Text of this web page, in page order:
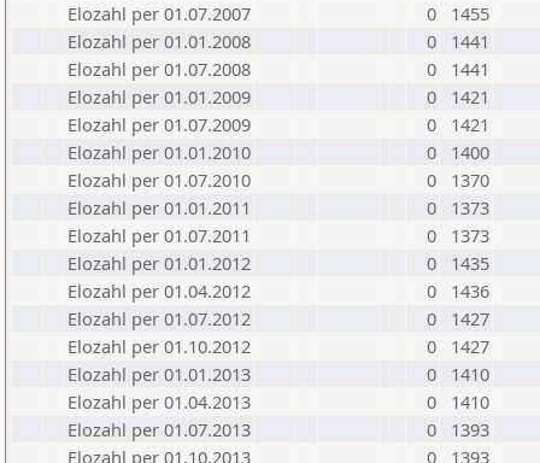
Elozahl per 01.07.2007
0
1455
Elozahl per 01.01.2008
0
1441
Elozahl per 01.07.2008
0
1441
Elozahl per 01.01.2009
0
1421
Elozahl per 01.07.2009
0
1421
Elozahl per 01.01.2010
0
1400
Elozahl per 01.07.2010
0
1370
Elozahl per 01.01.2011
0
1373
Elozahl per 01.07.2011
0
1373
Elozahl per 01.01.2012
0
1435
Elozahl per 01.04.2012
0
1436
Elozahl per 01.07.2012
0
1427
Elozahl per 01.10.2012
0
1427
Elozahl per 01.01.2013
0
1410
Elozahl per 01.04.2013
0
1410
Elozahl per 01.07.2013
0
1393
Elozahl per 01.10.2013
0
1393